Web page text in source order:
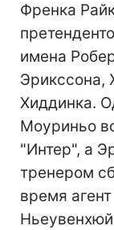
Френка
имена
Эрикссона,
Хиддинка.
Моуриньо
"Интер", а
тренером
время